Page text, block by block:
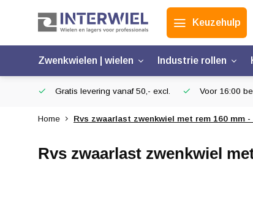
Keuzehulp
Zwenkwielen | wielen Industrie rollen
Gratis levering vanaf 50,- excl. Voor 16:00
Home Rvs zwaarlast zwenkwiel met rem 160 mm -
Rvs zwaarlast zwenkwiel